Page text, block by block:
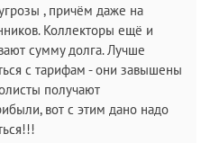
, причём даже на
Коллекторы ещё и
сумму долга. Лучше
с тарифам - они завышены
получают
вот с этим дано надо